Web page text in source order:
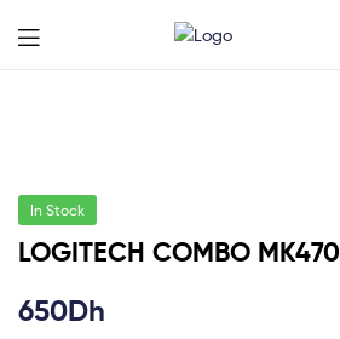
In Stock
LOGITECH COMBO MK470
650Dh